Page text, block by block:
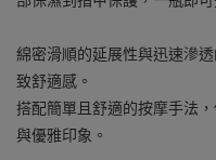
綿密滑順的延展性與迅速滲
致舒適感。
搭配簡單且舒適的按摩手法
與優雅印象。